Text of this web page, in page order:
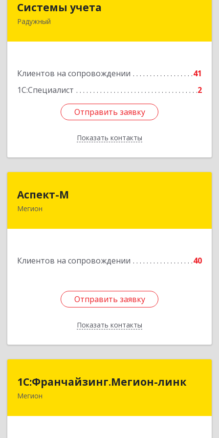
Системы учета
Радужный
Клиентов на сопровождении
41
1С:Специалист
2
Отправить заявку
Показать контакты
628462, Ханты-Мансийский Автономный округ
Отправить заявку
Назад
Аспект-М
Мегион
Клиентов на сопровождении 40
Отправить заявку
Показать контакты
628681, Ханты-Мансийский Автономный округ
Отправить заявку
Назад
1С:Франчайзинг.Мегион-линк
Мегион
1С:Франчайзинг.Мегион-линк